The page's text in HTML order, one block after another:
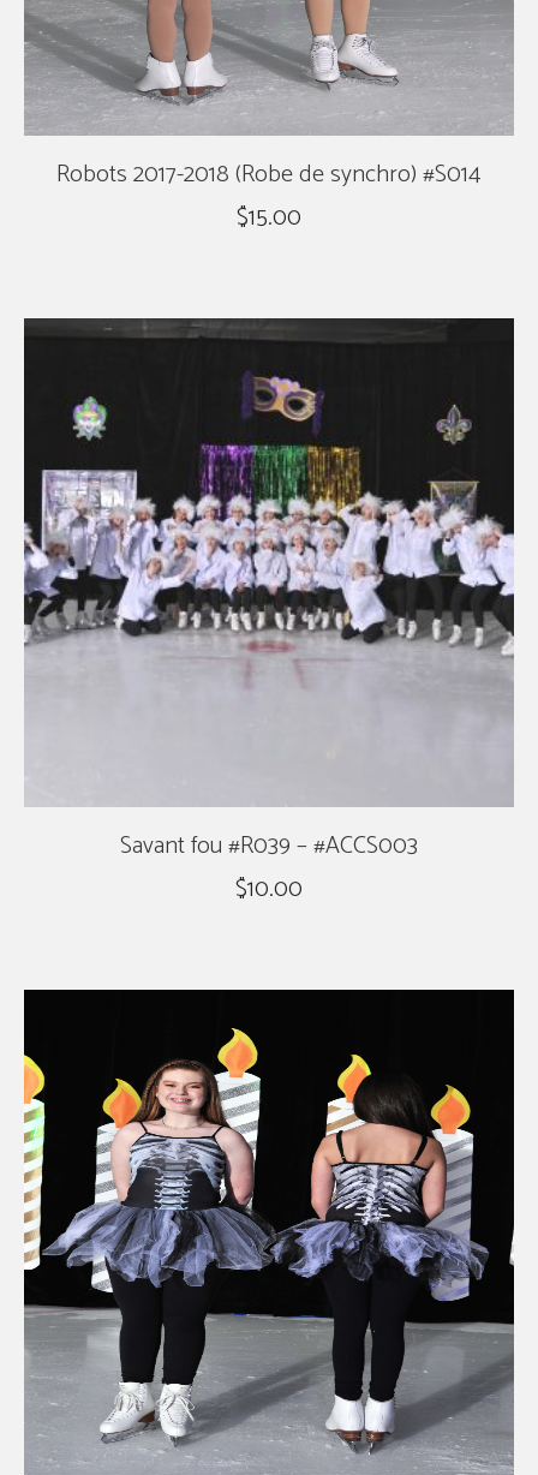
Robots 2017-2018 (Robe de synchro) #S014
$15.00
Savant fou #R039 – #ACCS003
$10.00